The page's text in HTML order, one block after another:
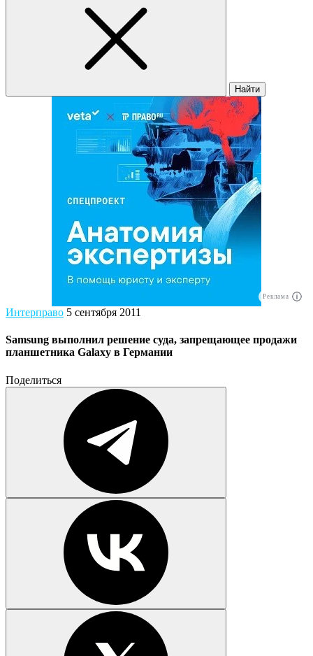
Найти
Реклама
Интерправо 5 сентября 2011
Samsung выполнил решение суда, запрещающее продажи
планшетника Galaxy в Германии
Поделиться